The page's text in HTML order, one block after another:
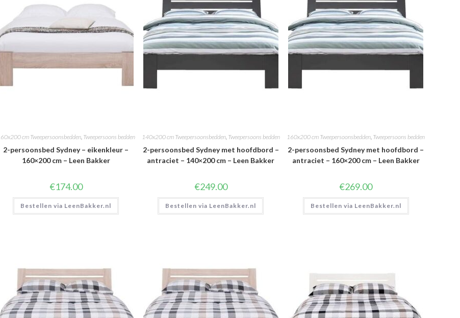
cm Tweepersoonsbedden, Tweepersoons bedden
2-persoonsbed Sydney – eikenkleur –
160×200 cm – Leen Bakker
€174.00
Bestellen via LeenBakker.nl
140x200 cm Tweepersoonsbedden, Tweepersoons bedden
2-persoonsbed Sydney met hoofdbord –
antraciet – 140×200 cm – Leen Bakker
€249.00
Bestellen via LeenBakker.nl
160x200 cm Tweepersoonsbedden Tweepersoons bedden
2-persoonsbed Sydney met hoofdbord –
antraciet – 160×200 cm – Leen Bakker
€269.00
Bestellen via LeenBakker.nl